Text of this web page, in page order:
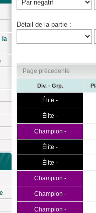
la
Détail de la partie :
Page précedente
Div. - Grp.
Élite -
Élite -
Champion -
Élite -
Élite -
Champion -
Champion -
Champion -